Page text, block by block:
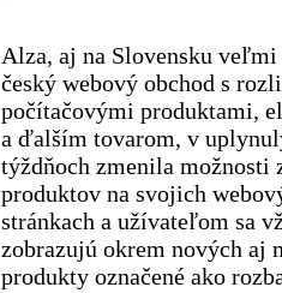
Alza, aj na Slovensku
český webový obchod s
počítačovými produktami,
a ďalším tovarom, v
týždňoch zmenila možnosti
produktov na svojich
stránkach a užívateľom sa
zobrazujú okrem nových aj
produkty označené ako